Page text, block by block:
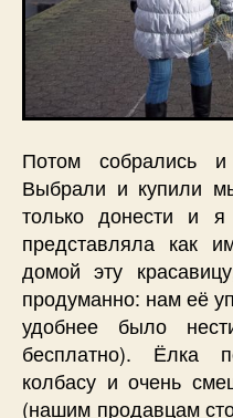
Потом собрались
Выбрали и купили
только донести и я
представляла как
домой эту
продуманно: нам её
удобнее было
бесплатно). Ёлка
колбасу и очень
(нашим продавцам